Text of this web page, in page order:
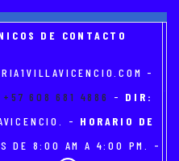
DE CONTACTO
-
+57 608 681 4886 - DIR:
- HORARIO DE
DE 8:00 AM A 4:00 PM. -